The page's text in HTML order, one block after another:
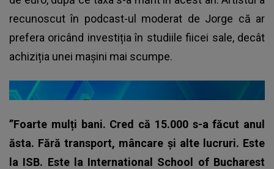
recunoscut în podcast-ul moderat de Jorge că ar
prefera oricând investiția în studiile fiicei sale, decât
achiziția unei mașini mai scumpe.
”Foarte mulți bani. Cred că 15.000 s-a făcut anul
ăsta. Fără transport, mâncare și alte lucruri. Este
la ISB. Este la International School of Bucharest